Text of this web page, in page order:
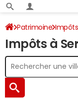
Patrimoine Impôts
Impôt sur le revenu
Impôts à